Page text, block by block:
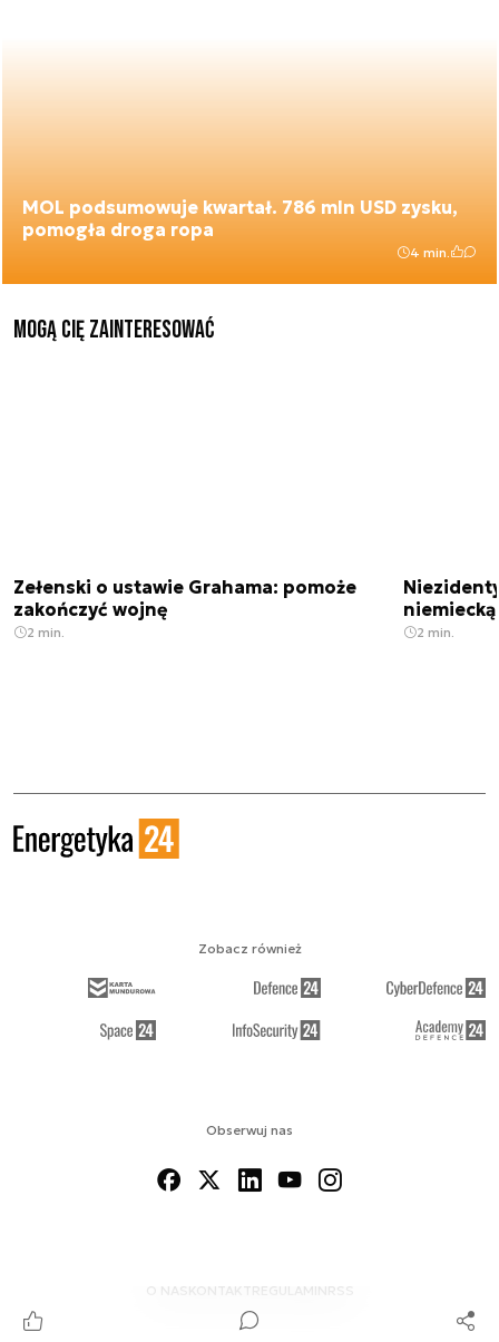
MOL podsumowuje kwartał. 786 mln USD zysku,
pomogła droga ropa
4 min.
Mogą Cię zainteresować
Zełenski o ustawie Grahama: pomoże
zakończyć wojnę
2 min. 2 min.
Obserwuj nas
O NAS KONTAKTREGULAMINRSS
Zobacz również